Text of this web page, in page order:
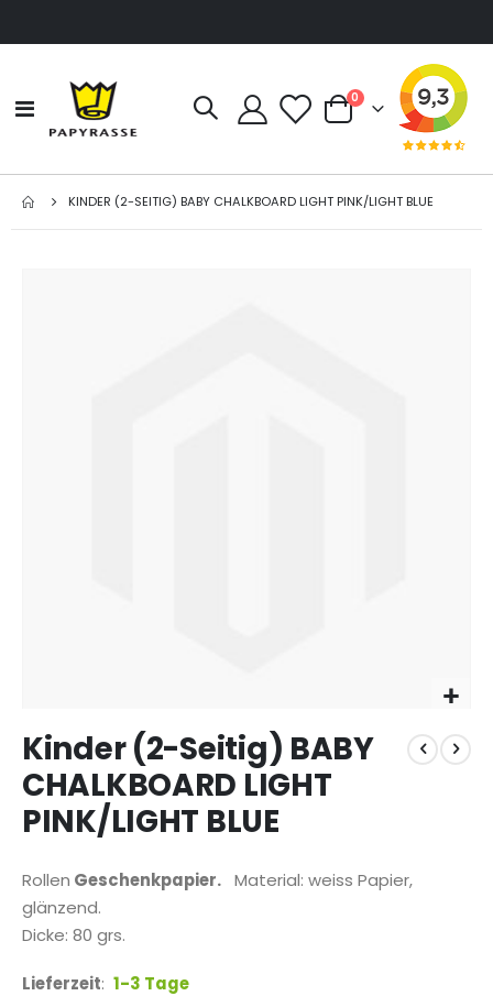
Navigation
umschalten
Cart
0Artikel
KINDER (2-SEITIG) BABY CHALKBOARD LIGHT PINK/LIGHT BLUE
Anfang
der
Bildgalerie
springen
Kinder (2-Seitig) BABY
CHALKBOARD LIGHT
PINK/LIGHT BLUE
Rollen Geschenkpapier. Material: weiss Papier,
glänzend.
Dicke: 80 grs.
Lieferzeit: 1-3 Tage